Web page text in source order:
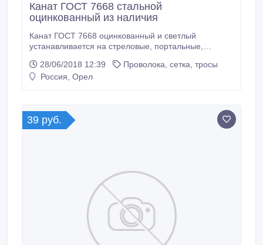
Канат ГОСТ 7668 стальной
оцинкованный из наличия
Канат ГОСТ 7668 оцинкованный и светлый
устанавливается на стреловые, портальные,
изготовления строп и растяжек. Предлагаем данный
канат от 8, 1-72мм. Режем по вашей длине.
нас на сайте.
28/06/2018 12:39
Проволока, сетка, тросы
Россия, Орел
39 руб.